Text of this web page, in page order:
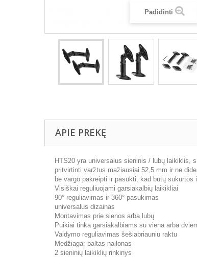
Padidinti
APIE PREKĘ
HTS20 yra universalus sieninis / lubų laikiklis,
pritvirtinti varžtus mažiausiai 52,5 mm ir ne
be vargo pakreipti ir pasukti, kad būtų sukurtos
Visiškai reguliuojami garsiakalbių laikikliai
90° reguliavimas ir 360° pasukimas
universalus dizainas
Montavimas prie sienos arba lubų
Puikiai tinka garsiakalbiams su viena arba
Valdymo reguliavimas šešiabriauniu raktu
Medžiaga: baltas nailonas
2 sieninių laikiklių rinkinys